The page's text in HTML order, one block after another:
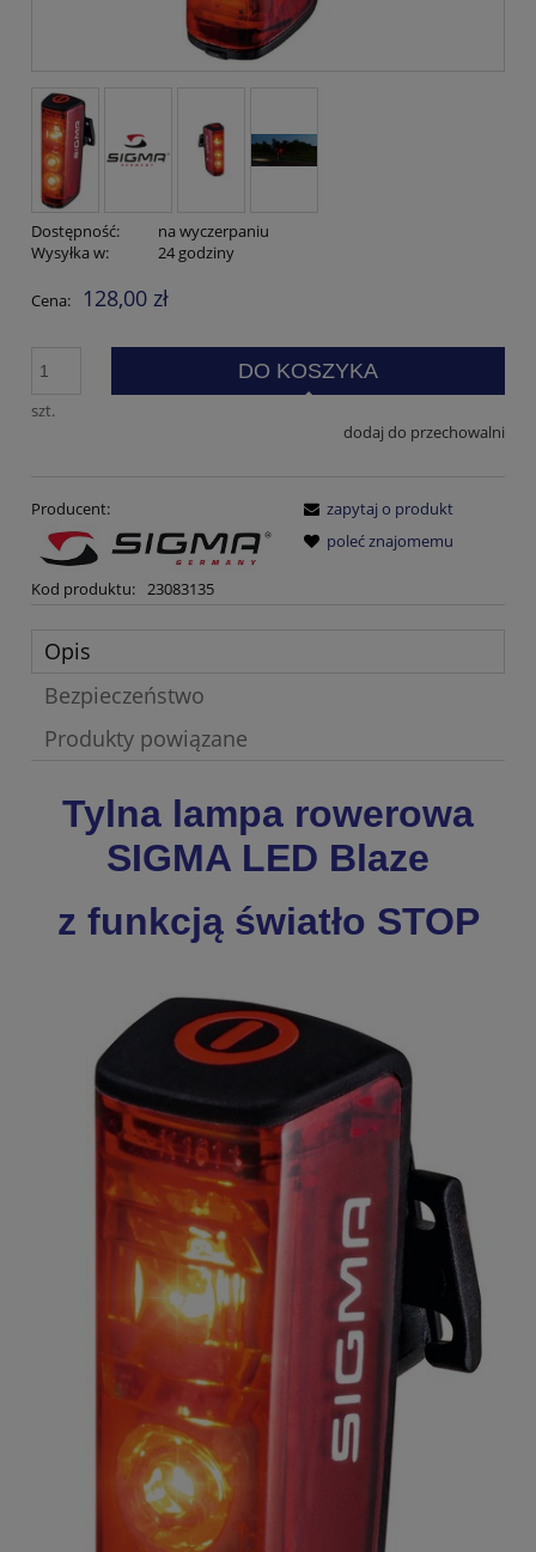
Dostępność:
na wyczerpaniu
Wysyłka w:
24 godziny
Cena: 128,00 zł
szt.
DO KOSZYKA
dodaj do przechowalni
Producent:
Kod produktu: 23083135
zapytaj o produkt
poleć znajomemu
Opis
Bezpieczeństwo
Produkty powiązane
Tylna lampa rowerowa
SIGMA LED Blaze
z funkcją światło STOP